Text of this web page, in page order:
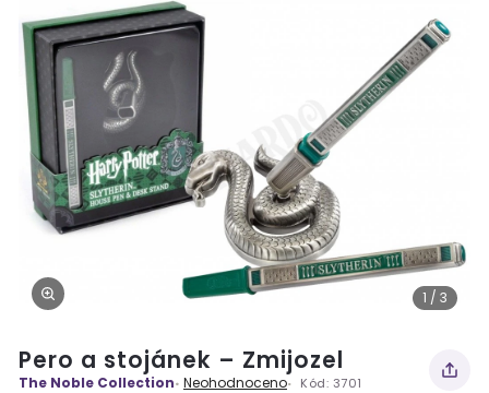
1 / 3
Pero a stojánek – Zmijozel
The Noble Collection Neohodnoceno Kód: 3701